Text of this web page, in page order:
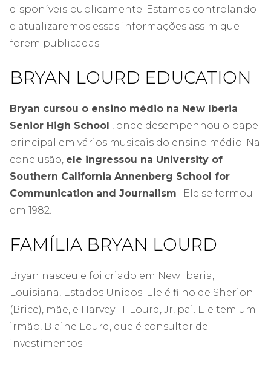
disponíveis publicamente. Estamos controlando
e atualizaremos essas informações assim que
forem publicadas.
BRYAN LOURD EDUCATION
Bryan cursou o ensino médio na New Iberia
Senior High School , onde desempenhou o papel
principal em vários musicais do ensino médio. Na
conclusão, ele ingressou na University of
Southern California Annenberg School for
Communication and Journalism . Ele se formou
em 1982.
FAMÍLIA BRYAN LOURD
Bryan nasceu e foi criado em New Iberia,
Louisiana, Estados Unidos. Ele é filho de Sherion
(Brice), mãe, e Harvey H. Lourd, Jr, pai. Ele tem um
irmão, Blaine Lourd, que é consultor de
investimentos.